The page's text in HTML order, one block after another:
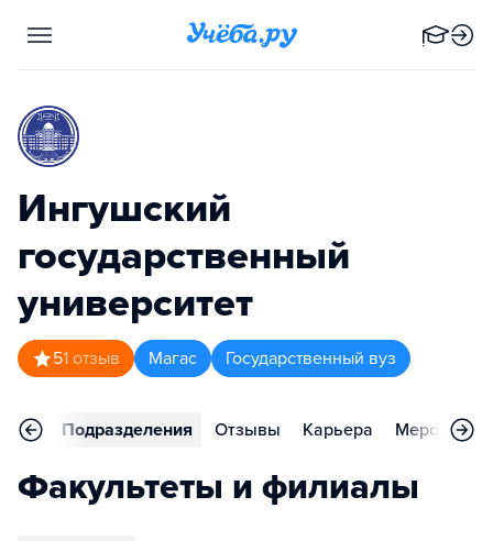
Ингушский
государственный
университет
51 отзыв Магас Государственный вуз
Подразделения Отзывы Карьера
Факультеты и филиалы